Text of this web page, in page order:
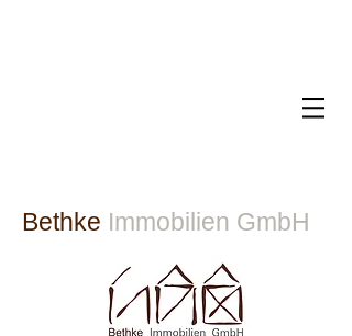
Bethke Immobilien GmbH​